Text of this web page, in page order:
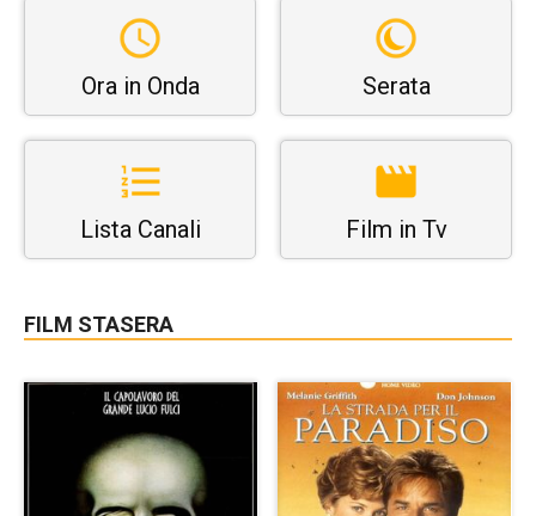
Ora in Onda Serata
Lista Canali Film in Tv
FILM STASERA